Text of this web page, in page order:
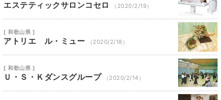
エステティックサロンコセロ （2020/2/19）
[ 和歌山県 ]
アトリエ ル・ミュー （2020/2/18）
[ 和歌山県 ]
Ｕ・Ｓ・Ｋダンスグループ （2020/2/14）